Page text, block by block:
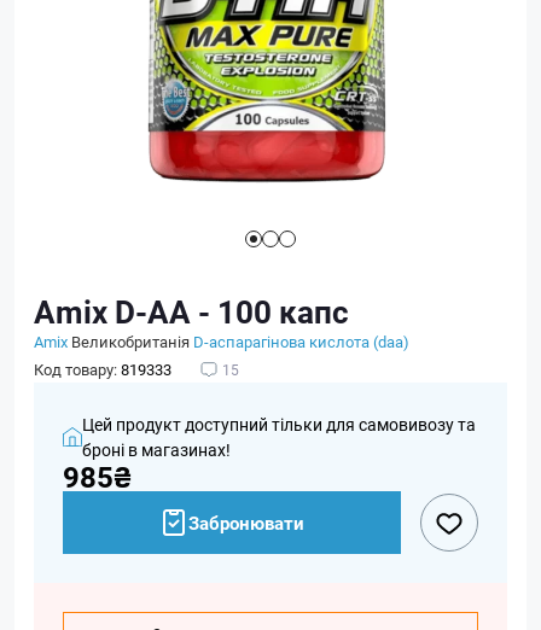
Amix D-AA - 100 капс
Amix Великобританія D-аспарагінова кислота (daa)
Код товару:819333 15
Цей продукт доступний тільки для самовивозу та
броні в магазинах!
985₴
Забронювати